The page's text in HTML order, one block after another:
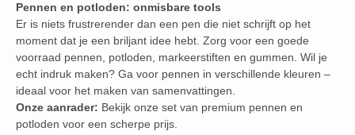
Pennen en potloden: onmisbare tools
Er is niets frustrerender dan een pen die niet schrijft op het
moment dat je een briljant idee hebt. Zorg voor een goede
voorraad pennen, potloden, markeerstiften en gummen. Wil je
echt indruk maken? Ga voor pennen in verschillende kleuren –
ideaal voor het maken van samenvattingen.
Onze aanrader: Bekijk onze set van premium pennen en
potloden voor een scherpe prijs.